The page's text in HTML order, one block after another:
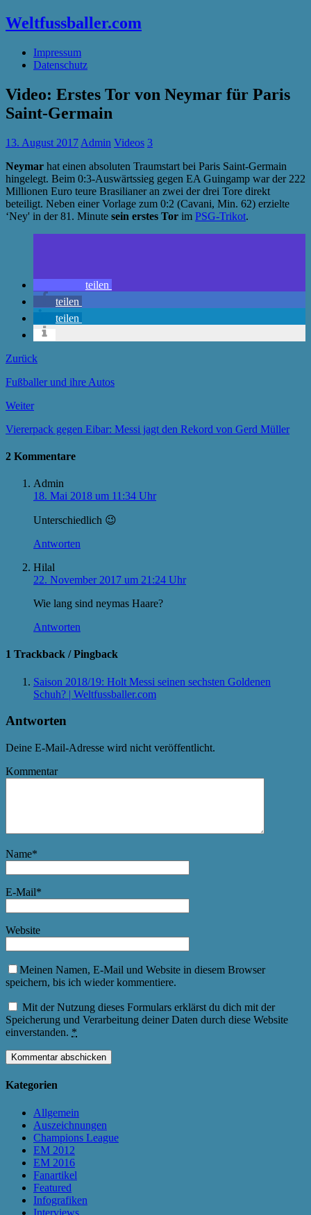
Weltfussballer.com
Impressum
Datenschutz
Video: Erstes Tor von Neymar für Paris
Saint-Germain
13. August 2017 Admin Videos 3
Neymar hat einen absoluten Traumstart bei Paris Saint-Germain
hingelegt. Beim 0:3-Auswärtssieg gegen EA Guingamp war der 222
Millionen Euro teure Brasilianer an zwei der drei Tore direkt
beteiligt. Neben einer Vorlage zum 0:2 (Cavani, Min. 62) erzielte
‘Ney' in der 81. Minute sein erstes Tor im PSG-Trikot.
teilen
teilen
teilen
Zurück
Fußballer und ihre Autos
Weiter
Viererpack gegen Eibar: Messi jagt den Rekord von Gerd Müller
2 Kommentare
Admin
18. Mai 2018 um 11:34 Uhr
Unterschiedlich 😉
Antworten
Hilal
22. November 2017 um 21:24 Uhr
Wie lang sind neymas Haare?
Antworten
1 Trackback / Pingback
Saison 2018/19: Holt Messi seinen sechsten Goldenen
Schuh? | Weltfussballer.com
Antworten
Deine E-Mail-Adresse wird nicht veröffentlicht.
Kommentar
Name*
E-Mail*
Website
Meinen Namen, E-Mail und Website in diesem Browser
speichern, bis ich wieder kommentiere.
Mit der Nutzung dieses Formulars erklärst du dich mit der
Speicherung und Verarbeitung deiner Daten durch diese Website
einverstanden. *
Kategorien
Allgemein
Auszeichnungen
Champions League
EM 2012
EM 2016
Fanartikel
Featured
Infografiken
Interviews